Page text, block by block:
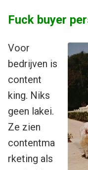
Fuck buyer
Voor
bedrijven is
content
king. Niks
geen lakei.
Ze zien
contentma
rketing als